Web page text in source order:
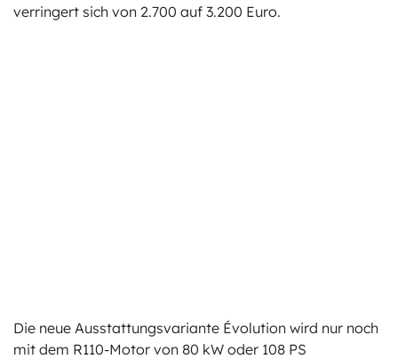
verringert sich von 2.700 auf 3.200 Euro.
Die neue Ausstattungsvariante Évolution wird nur noch
mit dem R110-Motor von 80 kW oder 108 PS